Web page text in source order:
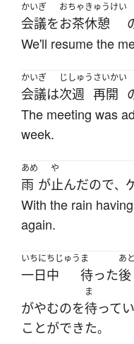
かいぎ
会議を
おちゃ
お茶
きゅうけい
休憩
We'll resume the
かいぎ
会議は
じしゅう
次週
さいかい
再開
The meeting was
week.
あめ
雨 が
や
止んだので、
With the rain
again.
いちにちじゅう
一日中
ま
待った
あと
後
がやむのを
ま
待って
ことができた。